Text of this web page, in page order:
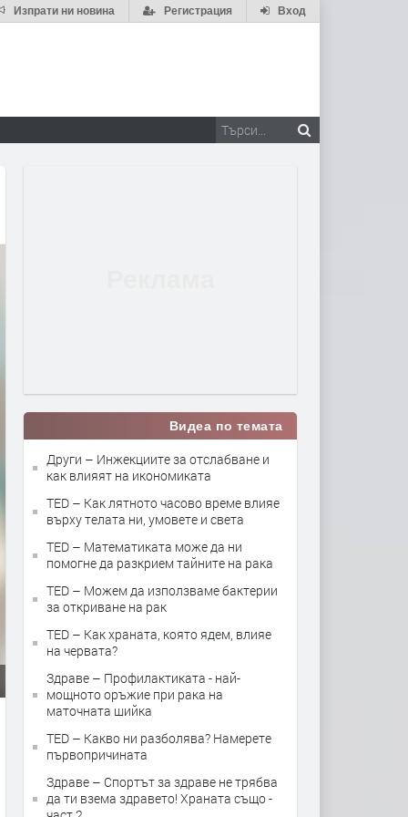
Вход
Регистрация
Изпрати ни новина
Видеа по темата
Други – Инжекциите за отслабване и
как влияят на икономиката
TED – Как лятното часово време влияе
върху телата ни, умовете и света
TED – Математиката може да ни
помогне да разкрием тайните на рака
TED – Можем да използваме бактерии
за откриване на рак
TED – Как храната, която ядем, влияе
на червата?
Здраве – Профилактиката - най-
мощното оръжие при рака на
маточната шийка
TED – Какво ни разболява? Намерете
първопричината
Здраве – Спортът за здраве не трябва
да ти взема здравето! Храната също -